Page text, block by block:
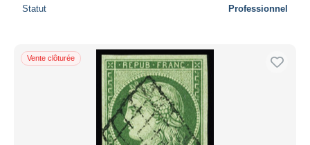
Statut Professionnel
Vente clôturée